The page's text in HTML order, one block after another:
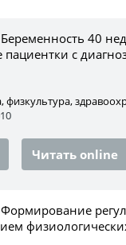
40
с
физкультура,
Читать online